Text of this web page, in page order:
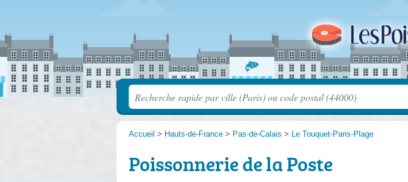
Accueil > Hauts-de-France > Pas-de-Calais > Le Touquet-Paris-Plage
Poissonnerie de la Poste